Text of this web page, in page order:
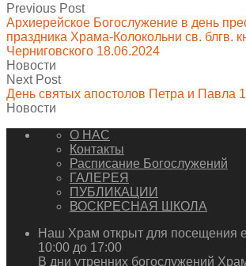
Previous Post
Архиерейское Богослужение в день
праздника Храма-Колокольни св. блгв.
Черниговского 18.06.2024
Новости
Next Post
День святых апостолов Петра и Павла
Новости
О НАС
Контакты
Расписание Богослужений
ГАЛЕРЕЯ
ПУБЛИКАЦИИ
ВОСКРЕСНАЯ ШКОЛА
Наш Храм открыт для посещения
10:00 до 17:00
В дни утренних богослужений